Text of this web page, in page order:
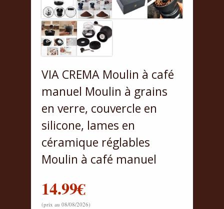
VIA CREMA Moulin à café
manuel Moulin à grains
en verre, couvercle en
silicone, lames en
céramique réglables
Moulin à café manuel
14.99€
(prix au 08/08/2026)